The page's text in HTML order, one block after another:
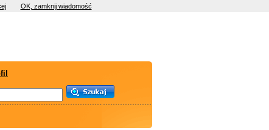
OK, zamknij wiadomość